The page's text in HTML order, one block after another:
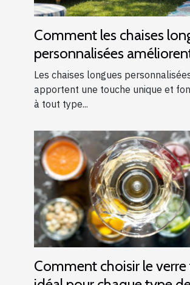
Comment les chaises
personnalisées
les événements ?
Les chaises longues
apportent une touche unique et
à tout type...
Comment choisir le